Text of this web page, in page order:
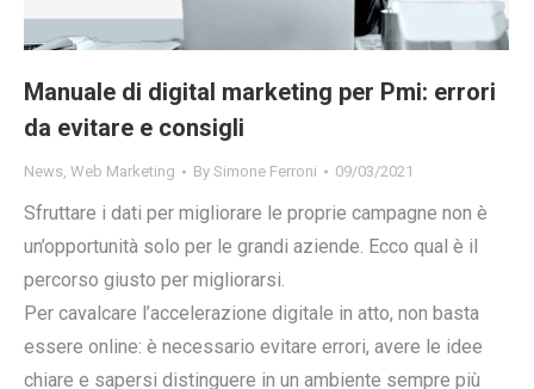
Manuale di digital marketing per Pmi: errori
da evitare e consigli
News, Web Marketing By Simone Ferroni 09/03/2021
Sfruttare i dati per migliorare le proprie campagne non è
un’opportunità solo per le grandi aziende. Ecco qual è il
percorso giusto per migliorarsi.
Per cavalcare l’accelerazione digitale in atto, non basta
essere online: è necessario evitare errori, avere le idee
chiare e sapersi distinguere in un ambiente sempre più